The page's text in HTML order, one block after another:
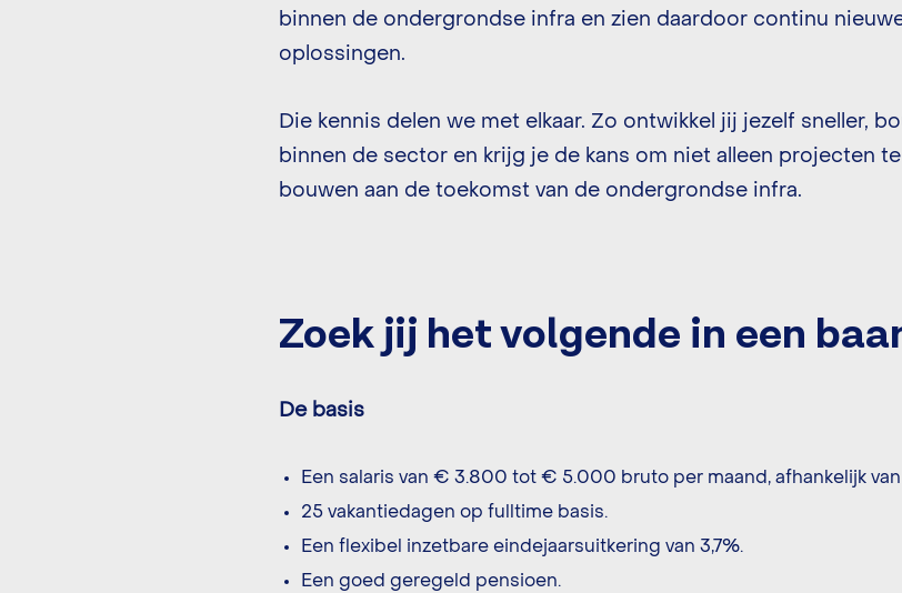
binnen de ondergrondse infra en zien daardoor continu
oplossingen.
Die kennis delen we met elkaar. Zo ontwikkel jij jezelf sneller,
binnen de sector en krijg je de kans om niet alleen projecten
bouwen aan de toekomst van de ondergrondse infra.
Zoek jij het volgende in een
De basis
Een salaris van € 3.800 tot € 5.000 bruto per maand, afhankelijk
25 vakantiedagen op fulltime basis.
Een flexibel inzetbare eindejaarsuitkering van 3,7%.
Een goed geregeld pensioen.